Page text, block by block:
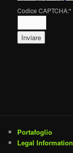
Codice CAPTCHA:*
Portafoglio
Legal Information